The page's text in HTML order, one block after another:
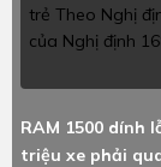
trẻ Theo Nghị
của Nghị định
RAM 1500 dính
triệu xe phải